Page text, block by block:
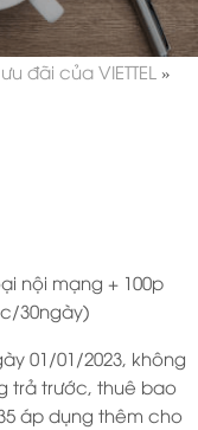
đãi của VIETTEL »
nội mạng + 100p
30ngày)
01/01/2023, không
trả trước, thuê bao
áp dụng thêm cho